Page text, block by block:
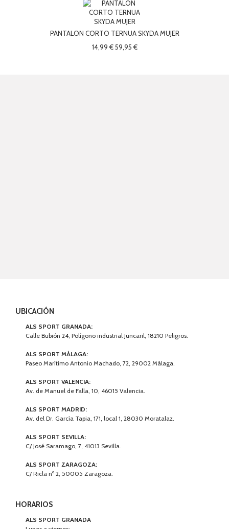
PANTALON CORTO TERNUA SKYDA MUJER
14,99 € 59,95 €
UBICACIÓN
ALS SPORT GRANADA:
Calle Bubión 24, Polígono industrial Juncaril, 18210 Peligros.
ALS SPORT MÁLAGA:
Paseo Marítimo Antonio Machado, 72, 29002 Málaga.
ALS SPORT VALENCIA:
Av. de Manuel de Falla, 10, 46015 Valencia.
ALS SPORT MADRID:
Av. del Dr. García Tapia, 171, local 1, 28030 Moratalaz.
ALS SPORT SEVILLA:
C/ José Saramago, 7, 41013 Sevilla.
ALS SPORT ZARAGOZA:
C/ Ricla nº 2, 50005 Zaragoza.
HORARIOS
ALS SPORT GRANADA